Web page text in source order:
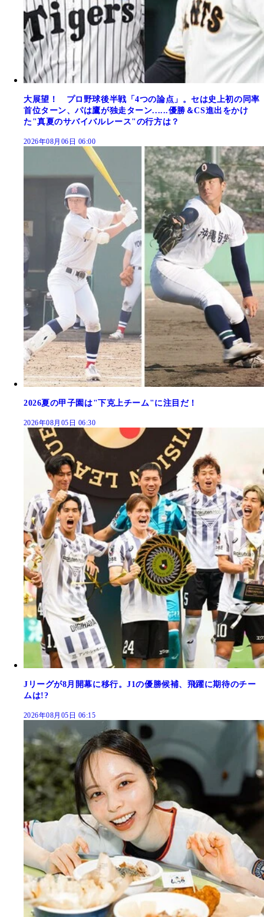
大展望！ プロ野球後半戦「4つの論点」。セは史上初の同率
首位ターン、パは鷹が独走ターン......優勝＆CS進出をかけ
た"真夏のサバイバルレース"の行方は？
2026年08月06日 06:00
2026夏の甲子園は"下克上チーム"に注目だ！
2026年08月05日 06:30
Jリーグが8月開幕に移行。J1の優勝候補、飛躍に期待のチー
ムは!?
2026年08月05日 06:15